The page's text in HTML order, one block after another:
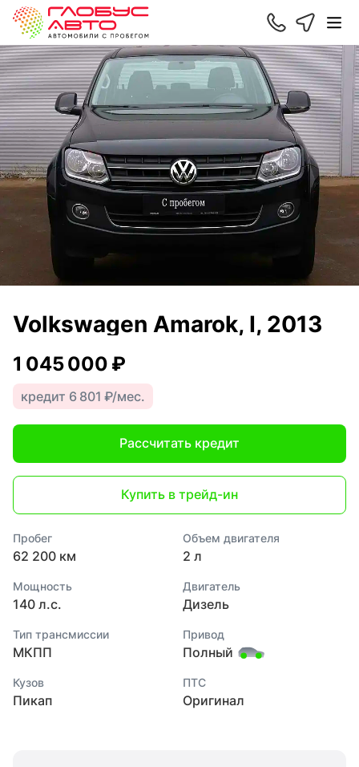
Volkswagen Amarok, I, 2013
1 045 000 ₽
кредит 6 801 ₽/мес.
Рассчитать кредит
Купить в трейд-ин
Пробег
62 200 км
Объем двигателя
2 л
Мощность
140 л.с.
Двигатель
Дизель
Тип трансмиссии
МКПП
Привод
Полный
Кузов
Пикап
ПТС
Оригинал